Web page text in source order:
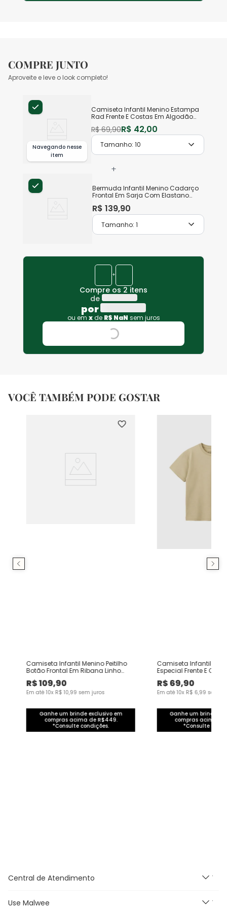
COMPRE JUNTO
Aproveite e leve o look completo!
Navegando nesse
item
Camiseta Infantil Menino Estampa
Rad Frente E Costas Em Algodão
Malwee Kids
R$ 69,90R$ 42,00
Tamanho:10
+
Bermuda Infantil Menino Cadarço
Frontal Em Sarja Com Elastano
R$ 139,90
Tamanho:1
+
Compre os 2 itens
de
por
ou em x de R$ NaN sem juros
VOCÊ TAMBÉM PODE GOSTAR
Camiseta Infantil Menino Peitilho
Botão Frontal Em Ribana Linho
Malwee Kids
R$109,90
Em até10xR$ 10,99 sem juros
Ganhe um brinde exclusivo em
compras acima de R$449.
*Consulte condições.
Camiseta Infantil
Especial Frente E
Malwee Kids
R$69,90
Em até10x R$ 6,99 sem
Ganhe um brinde
compras acima
*Consulte
Central de Atendimento
Segunda à Sexta feira das
Use Malwee